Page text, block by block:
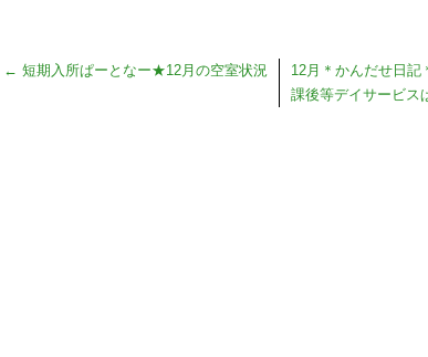
← 短期入所ぱーとなー★12月の空室状況
12月＊かんだせ日
課後等デイサービス